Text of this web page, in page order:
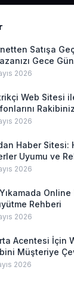
Satışa
Gece
2026
Web Sitesi
2026
Haber Sitesi:
Uyumu ve
2026
Yıkamada
Rehberi
2026
Acentesi İçin
Müşteriye
2026